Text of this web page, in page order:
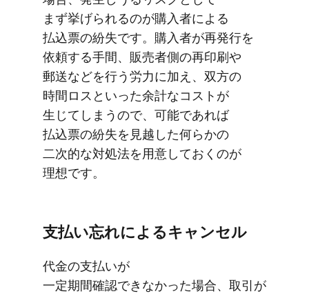
まず挙げられるのが​購入者に​よる​
払込票の​紛失です。​購入者が​再発行を​
依頼する​手間、​販売者側の​再印刷や​
郵送などを​行う​労力に​加え、​双方の​
時間ロスと​いった​余計な​コストが​
生じてしまうので、​可能で​あれば​
払込票の​紛失を​見越した​何らかの​
二次的な​対処法を​用意しておくのが​
理想です。
支払い​忘れに​よる​キャンセル
代金の​支払いが​
一定期間確認できなかった​場合、​取引が​